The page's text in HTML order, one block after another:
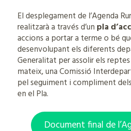
El desplegament de l’Agenda
realitzarà a través d’un pla
accions a portar a terme o bé
desenvolupant els diferents
Generalitat per assolir els
mateix, una Comissió
pel seguiment i compliment
en el Pla.
Document final de